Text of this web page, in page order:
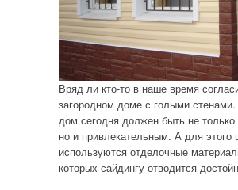
Вряд ли кто-то в наше время
загородном доме с голыми
дом сегодня должен быть не
но и привлекательным. А для этого
используются отделочные
которых сайдингу отводится